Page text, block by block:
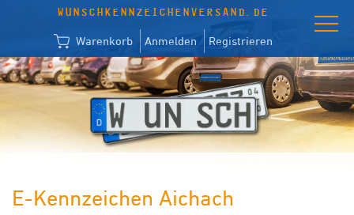
WUNSCHKENNZEICHENVERSAND.DE
Warenkorb Anmelden Registrieren
E-Kennzeichen Aichach